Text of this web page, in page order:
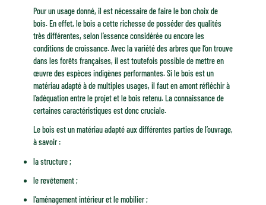
Pour un usage donné, il est nécessaire de faire le bon choix de
bois. En effet, le bois a cette richesse de posséder des qualités
très différentes, selon l’essence considérée ou encore les
conditions de croissance. Avec la variété des arbres que l’on trouve
dans les forêts françaises, il est toutefois possible de mettre en
œuvre des espèces indigènes performantes. Si le bois est un
matériau adapté à de multiples usages, il faut en amont réfléchir à
l’adéquation entre le projet et le bois retenu. La connaissance de
certaines caractéristiques est donc cruciale.
Le bois est un matériau adapté aux différentes parties de l’ouvrage,
à savoir :
la structure ;
le revêtement ;
l’aménagement intérieur et le mobilier ;